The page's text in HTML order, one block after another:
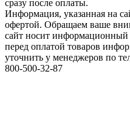
сразу после оплаты.
Информация, указанная на
офертой. Обращаем ваше
сайт носит информационный
перед оплатой товаров
уточнить у менеджеров по
800-500-32-87